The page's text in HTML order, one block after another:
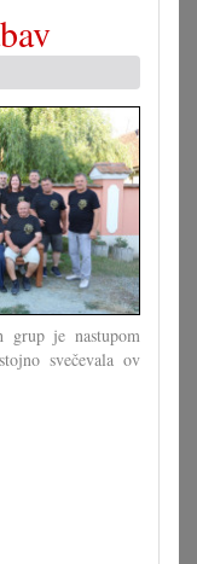
grup je nastupom
svečevala ov